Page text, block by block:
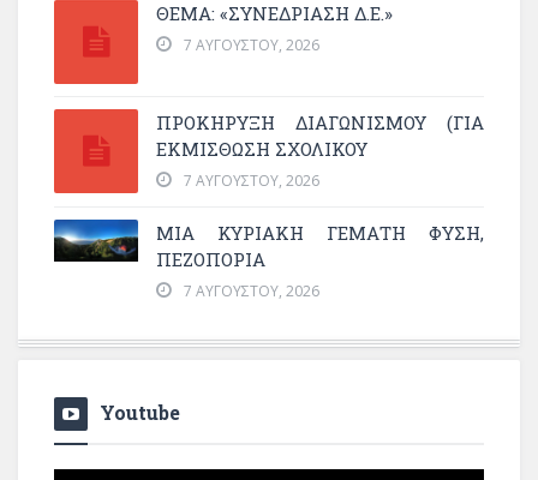
ΘΕΜΑ: «ΣΥΝΕΔΡΊΑΣΗ Δ.Ε.»
7 ΑΥΓΟΎΣΤΟΥ, 2026
ΠΡΟΚΗΡΥΞΗ ΔΙΑΓΩΝΙΣΜΟΥ (ΓΙΑ
ΕΚΜΊΣΘΩΣΗ ΣΧΟΛΙΚΟΎ
7 ΑΥΓΟΎΣΤΟΥ, 2026
ΜΙΑ ΚΥΡΙΑΚΉ ΓΕΜΆΤΗ ΦΎΣΗ,
ΠΕΖΟΠΟΡΊΑ
7 ΑΥΓΟΎΣΤΟΥ, 2026
Youtube